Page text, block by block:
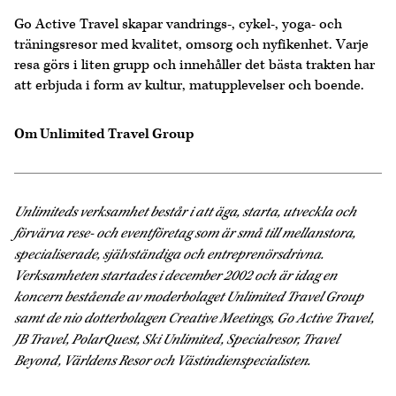
Go Active Travel skapar vandrings-, cykel-, yoga- och
träningsresor med kvalitet, omsorg och nyfikenhet. Varje
resa görs i liten grupp och innehåller det bästa trakten har
att erbjuda i form av kultur, matupplevelser och boende.
Om Unlimited Travel Group
Unlimiteds verksamhet består i att äga, starta, utveckla och
förvärva rese- och eventföretag som är små till mellanstora,
specialiserade, självständiga och entreprenörsdrivna.
Verksamheten startades i december 2002 och är idag en
koncern bestående av moderbolaget Unlimited Travel Group
samt de nio dotterbolagen Creative Meetings, Go Active Travel,
JB Travel, PolarQuest, Ski Unlimited, Specialresor, Travel
Beyond, Världens Resor och Västindienspecialisten.